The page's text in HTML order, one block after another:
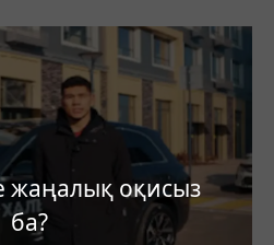
жаңалық оқисыз
ба?